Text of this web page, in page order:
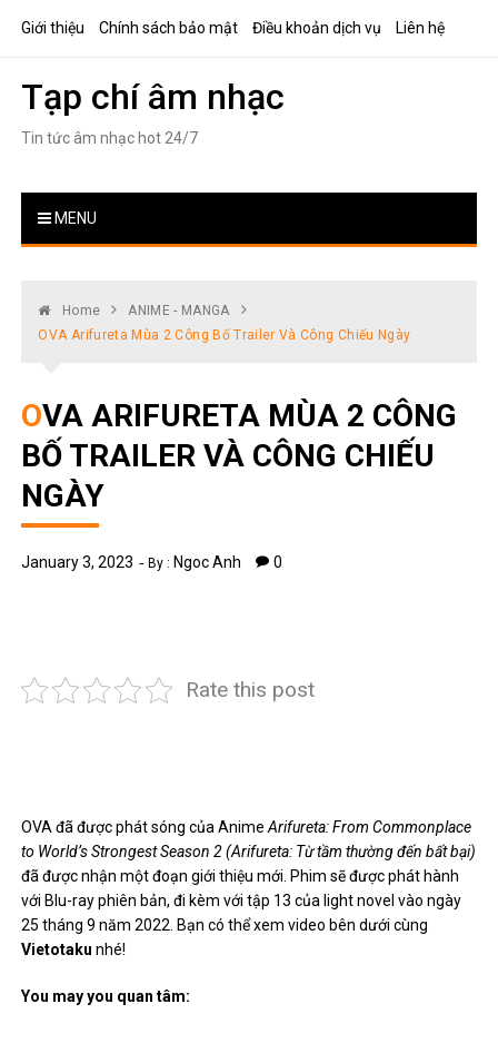
Giới thiệu Chính sách bảo mật Điều khoản dịch vụ Liên hệ
Tạp chí âm nhạc
Tin tức âm nhạc hot 24/7
MENU
Home
ANIME - MANGA
OVA Arifureta Mùa 2 Công Bố Trailer Và Công Chiếu Ngày
OVA ARIFURETA MÙA 2 CÔNG
BỐ TRAILER VÀ CÔNG CHIẾU
NGÀY
January 3, 2023 By : Ngoc Anh 0
Rate this post
OVA đã được phát sóng của AnimeArifureta: From Commonplace
to World’s Strongest Season 2 (Arifureta: Từ tầm thường đến bất bại)
đã được nhận một đoạn giới thiệu mới. Phim sẽ được phát hành
với Blu-ray phiên bản, đi kèm với tập 13 của light novel vào ngày
25 tháng 9 năm 2022. Bạn có thể xem video bên dướicùng
Vietotaku nhé!
You may you quan tâm: